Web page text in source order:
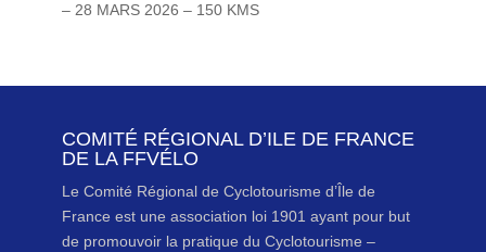
– 28 MARS 2026 – 150 KMS
COMITÉ RÉGIONAL D’ILE DE FRANCE
DE LA FFVÉLO
Le Comité Régional de Cyclotourisme d’Île de
France est une association loi 1901 ayant pour but
de promouvoir la pratique du Cyclotourisme –